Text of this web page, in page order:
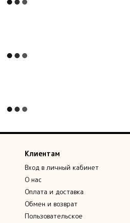
Клиентам
Вход в личный кабинет
О нас
Оплата и доставка
Обмен и возврат
Пользовательское